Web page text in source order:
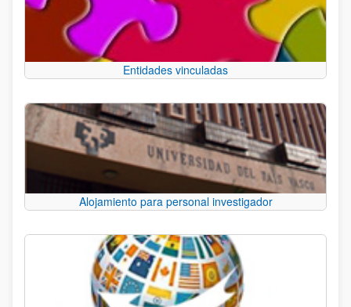
Entidades vinculadas
Alojamiento para personal investigador